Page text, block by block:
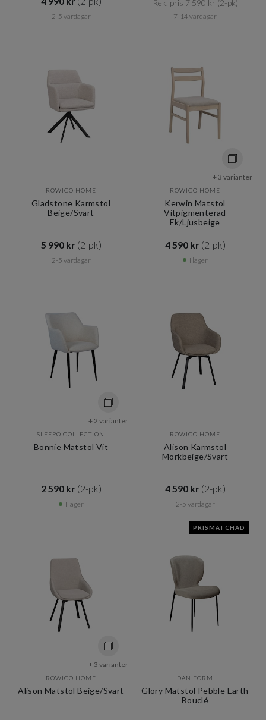
2-5 vardagar
Rek. pris 7 590 kr​​ (2-pk)
7-14 vardagar
ROWICO HOME
Gladstone Karmstol
Beige/Svart
5 990 kr​​ (2-pk)
2-5 vardagar
+ 3 varianter
ROWICO HOME
Kerwin Matstol
Vitpigmenterad
Ek/Ljusbeige
4 590 kr​​ (2-pk)
I lager
+ 2 varianter
SLEEPO COLLECTION
Bonnie Matstol Vit
2 590 kr​​ (2-pk)
I lager
ROWICO HOME
Alison Karmstol
Mörkbeige/Svart
4 590 kr​​ (2-pk)
2-5 vardagar
+ 3 varianter
ROWICO HOME
Alison Matstol Beige/Svart
PRISMATCHAD
DAN FORM
Glory Matstol Pebble Earth
Bouclé